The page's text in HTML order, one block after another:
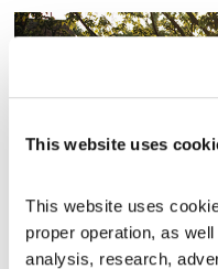
This website uses
This website uses
proper operation, as
analysis, research,